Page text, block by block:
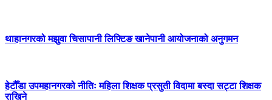
थाहानगरको मझुवा चिसापानी लिफ्टिङ खानेपानी आयोजनाको अनुगमन
हेटौँडा उपमहानगरको नीतिः महिला शिक्षक प्रसुती विदामा बस्दा सट्टा शिक्षक
राखिने